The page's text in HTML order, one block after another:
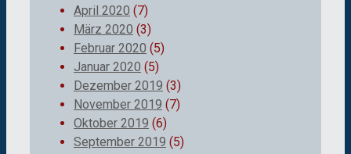
April 2020 (7)
März 2020 (3)
Februar 2020 (5)
Januar 2020 (5)
Dezember 2019 (3)
November 2019 (7)
Oktober 2019 (6)
September 2019 (5)